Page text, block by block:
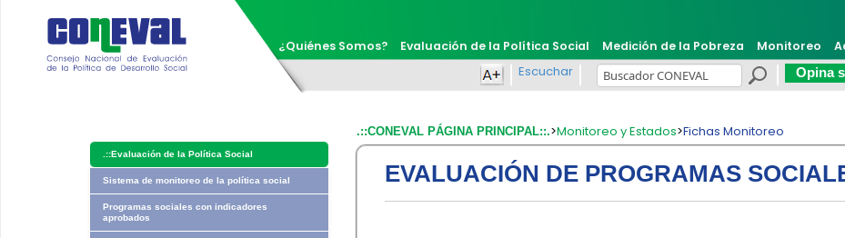
¿Quiénes Somos? Evaluación de la Política Social Medición de la Pobreza Monitoreo
Escuchar Opina
.::Evaluación de la Política Social
Sistema de monitoreo de la política social
Programas sociales con indicadores
aprobados
.::CONEVAL PÁGINA PRINCIPAL::.>Monitoreo y Estados>Fichas Monitoreo
EVALUACIÓN DE PROGRAMAS